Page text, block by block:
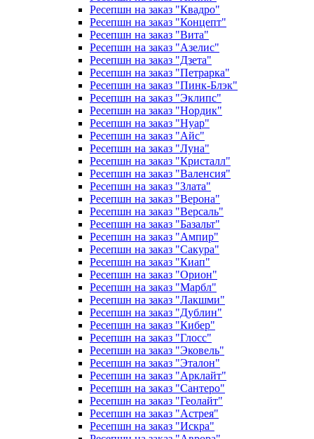
Ресепшн на заказ "Квадро"
Ресепшн на заказ "Концепт"
Ресепшн на заказ "Вита"
Ресепшн на заказ "Азелис"
Ресепшн на заказ "Дзета"
Ресепшн на заказ "Петрарка"
Ресепшн на заказ "Пинк-Блэк"
Ресепшн на заказ "Эклипс"
Ресепшн на заказ "Нордик"
Ресепшн на заказ "Нуар"
Ресепшн на заказ "Айс"
Ресепшн на заказ "Луна"
Ресепшн на заказ "Кристалл"
Ресепшн на заказ "Валенсия"
Ресепшн на заказ "Злата"
Ресепшн на заказ "Верона"
Ресепшн на заказ "Версаль"
Ресепшн на заказ "Базальт"
Ресепшн на заказ "Ампир"
Ресепшн на заказ "Сакура"
Ресепшн на заказ "Киап"
Ресепшн на заказ "Орион"
Ресепшн на заказ "Марбл"
Ресепшн на заказ "Лакшми"
Ресепшн на заказ "Дублин"
Ресепшн на заказ "Кибер"
Ресепшн на заказ "Глосс"
Ресепшн на заказ "Эковель"
Ресепшн на заказ "Эталон"
Ресепшн на заказ "Арклайт"
Ресепшн на заказ "Сантеро"
Ресепшн на заказ "Геолайт"
Ресепшн на заказ "Астрея"
Ресепшн на заказ "Искра"